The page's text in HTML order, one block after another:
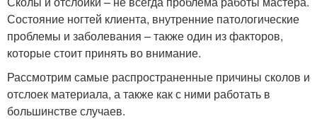
Состояние ногтей клиента, внутренние патологические
проблемы и заболевания – также один из факторов,
которые стоит принять во внимание.
Рассмотрим самые распространенные причины сколов и
отслоек материала, а также как с ними работать в
большинстве случаев.